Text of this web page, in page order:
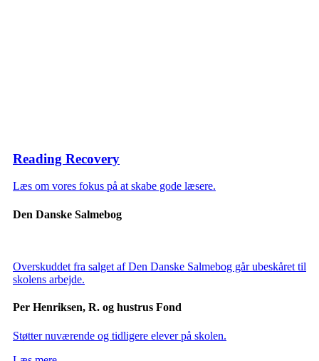
Reading Recovery
Læs om vores fokus på at skabe gode læsere.
Den Danske Salmebog
Overskuddet fra salget af Den Danske Salmebog går ubeskåret til
skolens arbejde.
Per Henriksen, R. og hustrus Fond
Støtter nuværende og tidligere elever på skolen.